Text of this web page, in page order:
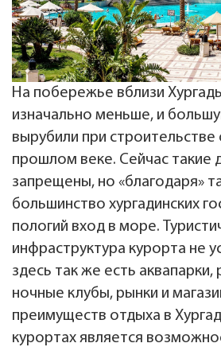
На побережье вблизи
изначально меньше, и
вырубили при
прошлом веке. Сейчас такие
запрещены, но «благодаря»
большинство хургадинских
пологий вход в море.
инфраструктура курорта не
здесь так же есть аквапарки,
ночные клубы, рынки и
преимуществ отдыха в
курортах является